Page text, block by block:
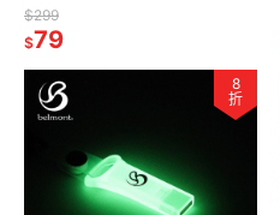
防蚊蟲 日式蚊香盒)
$299
$79
8
折